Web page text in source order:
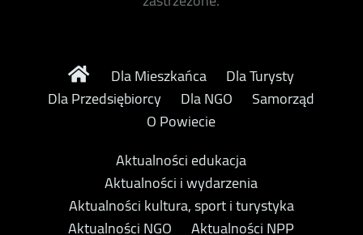
Dla Mieszkańca
Dla Turysty
Dla Przedsiębiorcy
Dla NGO
Samorząd
O Powiecie
Aktualności edukacja
Aktualności i wydarzenia
Aktualności kultura, sport i turystyka
Aktualności NGO
Aktualności NPP